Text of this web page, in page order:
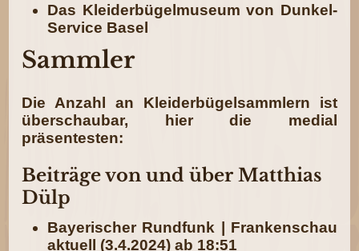
Das Kleiderbügelmuseum von Dunkel-
Service Basel
Sammler
Die Anzahl an Kleiderbügelsammlern ist
überschaubar, hier die medial
präsentesten:
Beiträge von und über Matthias
Dülp
Bayerischer Rundfunk | Frankenschau
aktuell (3.4.2024) ab 18:51